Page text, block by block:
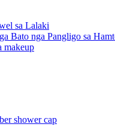
sa Lalaki
Bato nga Pangligo sa
makeup